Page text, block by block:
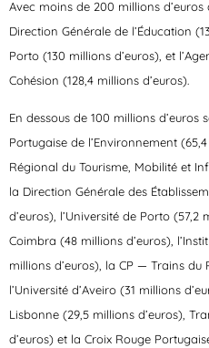
Avec moins de 200 millions
Direction Générale de l’Éducation
Porto (130 millions d’euros), et
Cohésion (128,4 millions d’euros).
En dessous de 100 millions d’euros
Portugaise de l’Environnement
Régional du Tourisme, Mobilité et
la Direction Générale des
d’euros), l’Université de Porto (57,2
Coimbra (48 millions d’euros),
millions d’euros), la CP — Trains du
l’Université d’Aveiro (31 millions
Lisbonne (29,5 millions d’euros),
d’euros) et la Croix Rouge